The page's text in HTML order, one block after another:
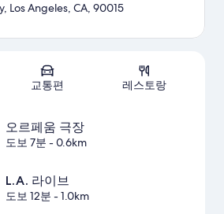
지도
Los Angeles, CA, 90015
교통편 레스토랑
오르페움 극장
도보 7분 - 0.6km
L.A. 라이브
도보 12분 - 1.0km